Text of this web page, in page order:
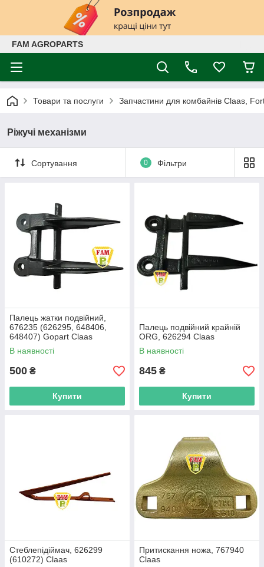
FAM AGROPARTS
Товари та послуги Запчастини для комбайнів Claas,
Ріжучі механізми
Сортування 0 Фільтри
Палець жатки подвійний,
676235 (626295, 648406,
648407) Gopart Claas
В наявності
500 ₴
Купити
Палець подвійний крайній
ORG, 626294 Claas
В наявності
845 ₴
Купити
Стеблепідіймач, 626299
(610272) Claas
Притискання ножа, 767940
Claas